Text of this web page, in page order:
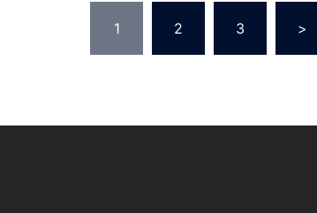
Pagination
des
1 2 3 >